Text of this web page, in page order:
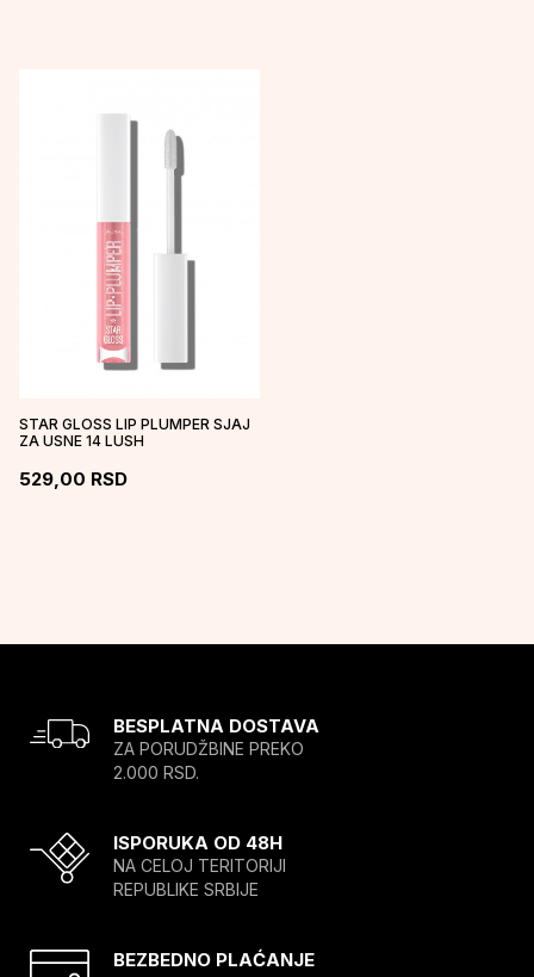
STAR GLOSS LIP PLUMPER SJAJ
ZA USNE 14 LUSH
529,00 RSD
BESPLATNA DOSTAVA
ZA PORUDŽBINE PREKO
2.000 RSD.
ISPORUKA OD 48H
NA CELOJ TERITORIJI
REPUBLIKE SRBIJE
BEZBEDNO PLAĆANJE